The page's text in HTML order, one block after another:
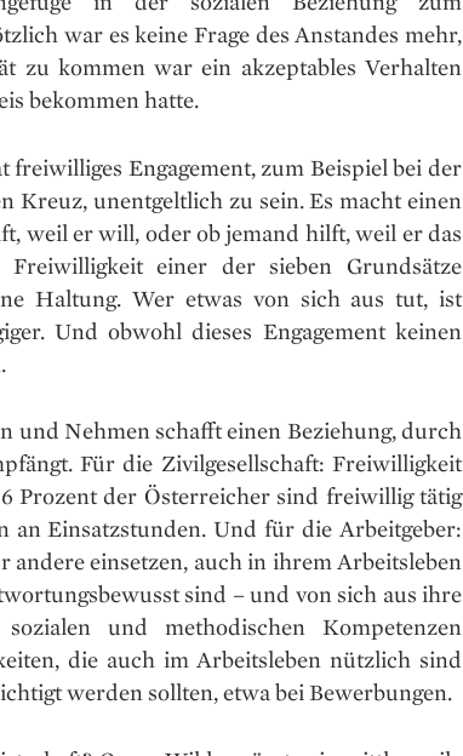
war es keine Frage des Anstandes mehr,
zu kommen war ein akzeptables Verhalten
bekommen hatte.
freiwilliges Engagement, zum Beispiel bei der
Kreuz, unentgeltlich zu sein. Es macht einen
weil er will, oder ob jemand hilft, weil er das
einer der sieben Grundsätze
Haltung. Wer etwas von sich aus tut, ist
Und obwohl dieses Engagement keinen
und Nehmen schafft einen Beziehung, durch
Für die Zivilgesellschaft: Freiwilligkeit
Prozent der Österreicher sind freiwillig tätig
an Einsatzstunden. Und für die Arbeitgeber:
andere einsetzen, auch in ihrem Arbeitsleben
sind – und von sich aus ihre
und methodischen Kompetenzen
die auch im Arbeitsleben nützlich sind
werden sollten, etwa bei Bewerbungen.